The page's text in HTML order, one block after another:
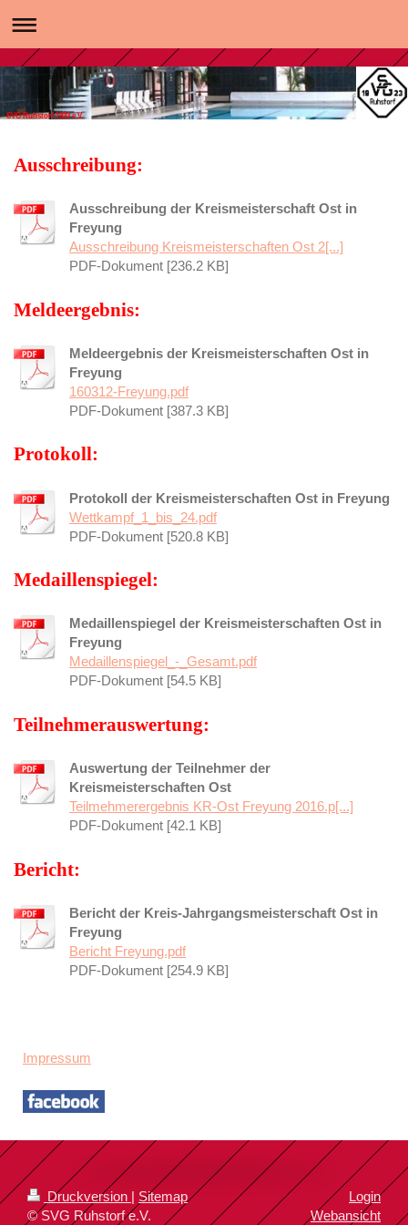
SVG Ruhstorf 1923 e.V.
Ausschreibung:
Ausschreibung der Kreismeisterschaft Ost in
Freyung
Ausschreibung Kreismeisterschaften Ost 2[...]
PDF-Dokument [236.2 KB]
Meldeergebnis:
Meldeergebnis der Kreismeisterschaften Ost in
Freyung
160312-Freyung.pdf
PDF-Dokument [387.3 KB]
Protokoll:
Protokoll der Kreismeisterschaften Ost in Freyung
Wettkampf_1_bis_24.pdf
PDF-Dokument [520.8 KB]
Medaillenspiegel:
Medaillenspiegel der Kreismeisterschaften Ost in
Freyung
Medaillenspiegel_-_Gesamt.pdf
PDF-Dokument [54.5 KB]
Teilnehmerauswertung:
Auswertung der Teilnehmer der
Kreismeisterschaften Ost
Teilmehmerergebnis KR-Ost Freyung 2016.p[...]
PDF-Dokument [42.1 KB]
Bericht:
Bericht der Kreis-Jahrgangsmeisterschaft Ost in
Freyung
Bericht Freyung.pdf
PDF-Dokument [254.9 KB]
Impressum
Druckversion | Sitemap
© SVG Ruhstorf e.V.
Login
Webansicht